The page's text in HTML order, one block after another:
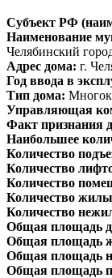
Субъект РФ
Наименование
Челябинский
Адрес дома: г.
Год ввода в
Тип дома:
Управляющая
Факт признания
Наибольшее
Количество
Количество
Количество
Количество
Количество
Общая площадь
Общая площадь
Общая площадь
Общая площадь